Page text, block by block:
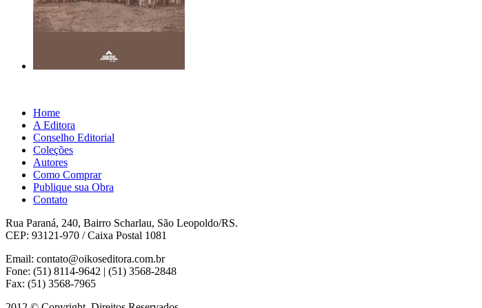
Home
A Editora
Conselho Editorial
Coleções
Autores
Como Comprar
Publique sua Obra
Contato
Rua Paraná, 240, Bairro Scharlau, São Leopoldo/RS.
CEP: 93121-970 / Caixa Postal 1081
Email: contato@oikoseditora.com.br
Fone: (51) 8114-9642 | (51) 3568-2848
Fax: (51) 3568-7965